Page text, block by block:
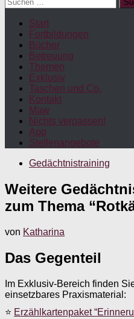
nach:
Start
Fortbildungen
Bücher
Betreuung
Themen
Exklusiv
Taschen und Co.
Kontakt
Maw
Nichts verpassen!
App
Stellenangebote
Gedächtnistraining
Weitere
zum Thema
von Katharina
Das Gegenteil
Im Exklusiv-Bereich finden
einsetzbares Praxismaterial:
⭐ Erzählkartenpaket